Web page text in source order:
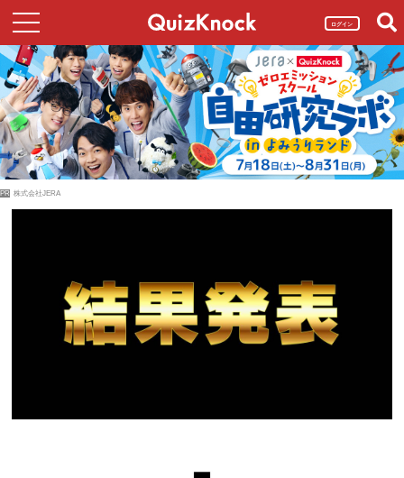
ログイン
PR 株式会社JERA